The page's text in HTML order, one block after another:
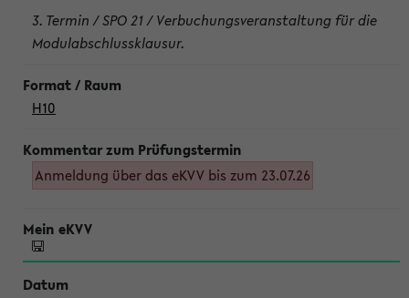
3. Termin / SPO 21 / Verbuchungsveranstaltung für die
Modulabschlussklausur.
H10
Anmeldung über das eKVV bis zum 23.07.26